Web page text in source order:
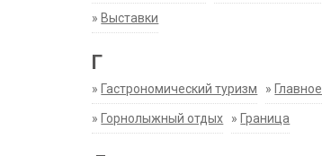
» Выставки
Г
» Гастрономический туризм » Главное
» Горнолыжный отдых » Граница